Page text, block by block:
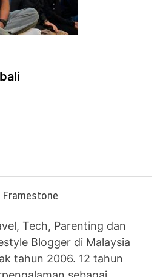
Framestone
Tech, Parenting dan
Blogger di Malaysia
tahun 2006. 12 tahun